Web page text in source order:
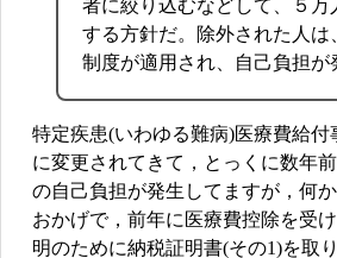
者に絞り込むなどして、５万
する方針だ。除外された人は
制度が適用され、自己負担が
特定疾患(いわゆる難病)医療費給付
に変更されてきて，とっくに数年
の自己負担が発生してますが，何
おかげで，前年に医療費控除を受
明のために納税証明書(その1)を取